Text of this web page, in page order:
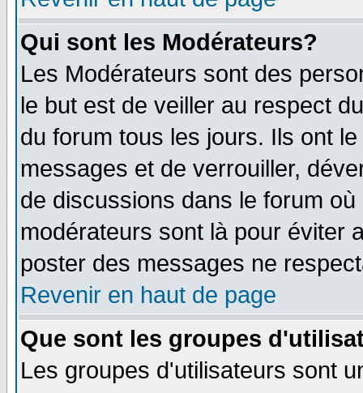
Qui sont les Modérateurs?
Les Modérateurs sont des
le but est de veiller au respect
du forum tous les jours. Ils ont
messages et de verrouiller,
de discussions dans le forum
modérateurs sont là pour éviter
poster des messages ne
Revenir en haut de page
Que sont les groupes
Les groupes d'utilisateurs sont